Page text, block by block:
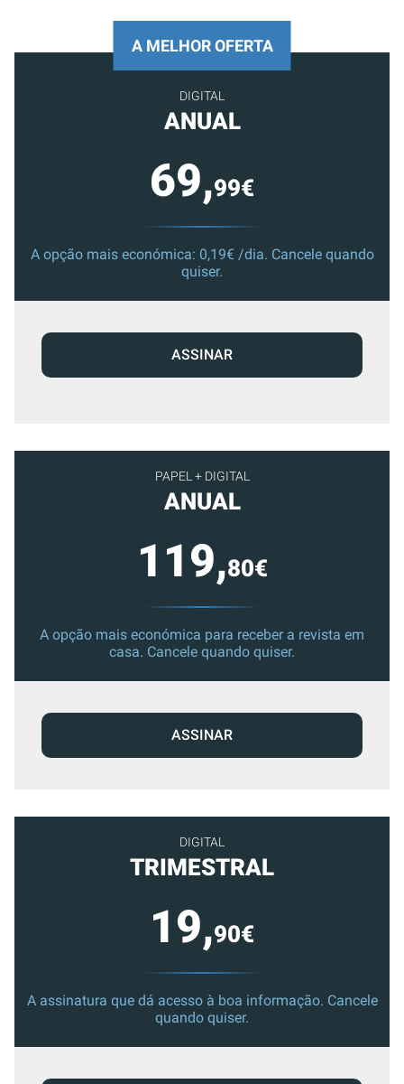
PAPEL + DIGITAL
ANUAL
119,80€
A opção mais económica para receber a revista em
casa. Cancele quando quiser.
ASSINAR
DIGITAL
TRIMESTRAL
19,90€
A assinatura que dá acesso à boa informação. Cancele
quando quiser.
A MELHOR OFERTA
DIGITAL
ANUAL
69,99€
A opção mais económica: 0,19€ /dia. Cancele quando
quiser.
ASSINAR